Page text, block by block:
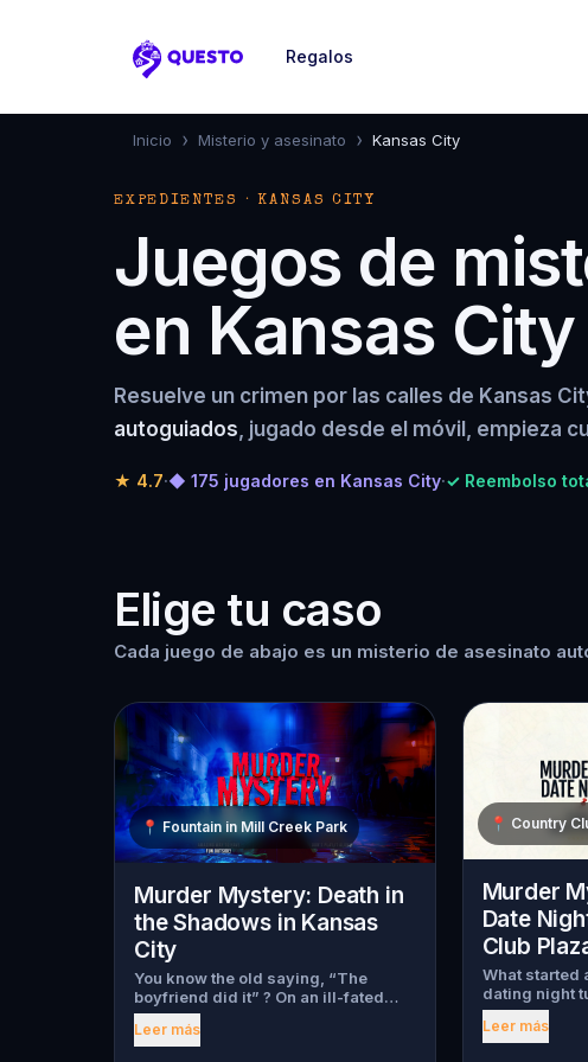
Questo
Regalos
Inicio › Misterio y asesinato › Kansas City
EXPEDIENTES · KANSAS CITY
Juegos de
en Kansas City
Resuelve un crimen por las calles de Kansas
autoguiados, jugado desde el móvil, empieza
★ 4.7·◆ 175 jugadores en Kansas City·✓ Reembolso
Elige tu caso
Cada juego de abajo es un misterio de asesinato
📍 Fountain in Mill Creek Park
Murder Mystery: Death in
the Shadows in Kansas
City
You know the old saying, “The
boyfriend did it” ? On an ill-fated
night, love goes terribly wrong for
Bella Wanderlust and Walter Bridges
Leer más
📍 Country
Murder
Date
Club
What started
dating night
mystery. Just
begin, a
Leer más